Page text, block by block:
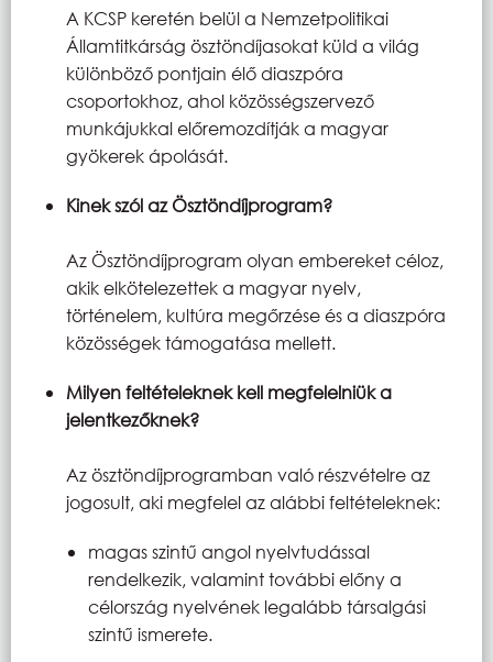
A KCSP keretén belül a Nemzetpolitikai
Államtitkárság ösztöndíjasokat küld a világ
különböző pontjain élő diaszpóra
csoportokhoz, ahol közösségszervező
munkájukkal előremozdítják a magyar
gyökerek ápolását.
Kinek szól az Ösztöndíjprogram?
Az Ösztöndíjprogram olyan embereket céloz,
akik elkötelezettek a magyar nyelv,
történelem, kultúra megőrzése és a diaszpóra
közösségek támogatása mellett.
Milyen feltételeknek kell megfelelniük a
jelentkezőknek?
Az ösztöndíjprogramban való részvételre az
jogosult, aki megfelel az alábbi feltételeknek:
magas szintű angol nyelvtudással
rendelkezik, valamint további előny a
célország nyelvének legalább társalgási
szintű ismerete.